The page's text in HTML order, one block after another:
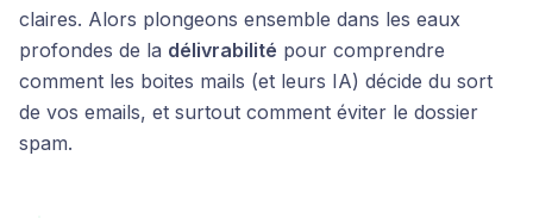
claires. Alors plongeons ensemble dans les eaux
profondes de la délivrabilité pour comprendre
comment les boites mails (et leurs IA) décide du sort
de vos emails, et surtout comment éviter le dossier
spam.